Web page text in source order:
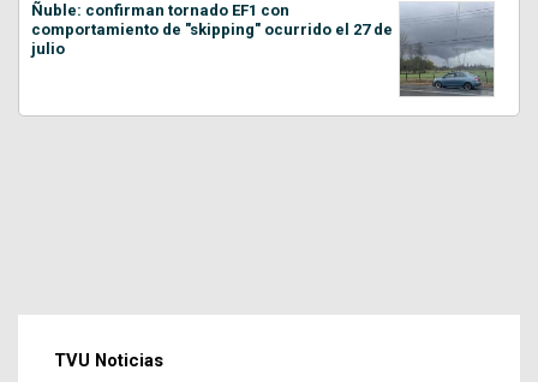
Ñuble: confirman tornado EF1 con
comportamiento de "skipping" ocurrido el 27 de
julio
TVU Noticias